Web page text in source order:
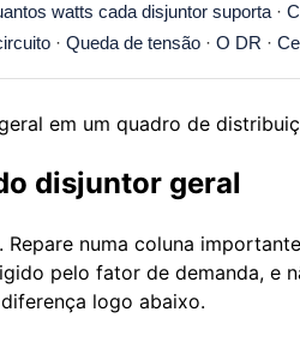
watts cada disjuntor suporta ·
·Queda de tensão ·O DR ·
disjuntor geral
numa coluna
pelo fator de demanda, e
logo abaixo.